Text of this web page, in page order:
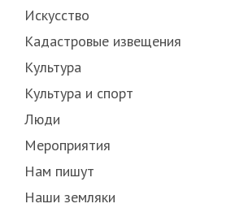
Искусство
Кадастровые извещения
Культура
Культура и спорт
Люди
Мероприятия
Нам пишут
Наши земляки